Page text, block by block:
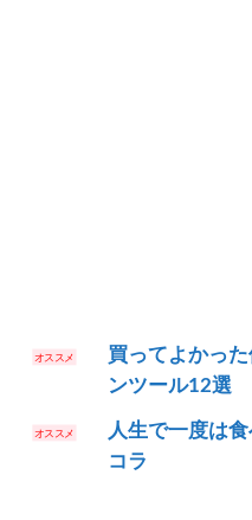
買ってよかっ
ンツール12選
人生で一度は
コラ